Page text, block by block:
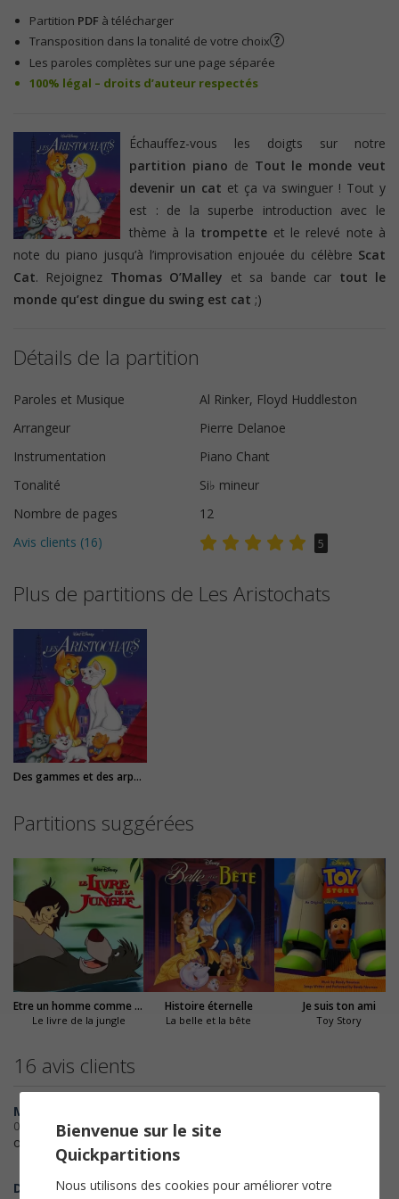
Partition PDF à télécharger
Transposition dans la tonalité de votre choix
Les paroles complètes sur une page séparée
100% légal – droits d’auteur respectés
Échauffez-vous les doigts sur notre
partition piano de Tout le monde veut
devenir un cat et ça va swinguer ! Tout y
est : de la superbe introduction avec le
thème à la trompette et le relevé note à
note du piano jusqu’à l’improvisation enjouée du célèbre Scat
Cat. Rejoignez Thomas O’Malley et sa bande car tout le
monde qu’est dingue du swing est cat ;)
Détails de la partition
Paroles et Musique
Al Rinker, Floyd Huddleston
Arrangeur
Pierre Delanoe
Instrumentation
Piano Chant
Tonalité
Si♭ mineur
Nombre de pages
12
Avis clients (16) 5
Plus de partitions de Les Aristochats
Des gammes et des arpèges
Partitions suggérées
Etre un homme comme vous
Le livre de la jungle
Histoire éternelle
La belle et la bête
Je suis ton ami
Toy Story
16 avis clients
MamyDO""
08-10-2022
ok plus qu'a travailler
Doulos
Bienvenue sur le site
Quickpartitions
Nous utilisons des cookies pour améliorer votre